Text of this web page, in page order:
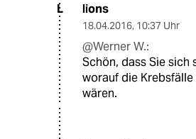
L lions
18.04.2016, 10:37 Uhr
@Werner W.:
Schön, dass Sie sich
worauf die Krebsfälle
wären.